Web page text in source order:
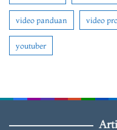
video panduan video
youtuber